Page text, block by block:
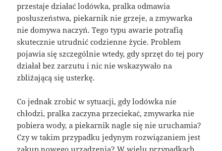
przestaje działać lodówka, pralka odmawia
posłuszeństwa, piekarnik nie grzeje, a zmywarka
nie domywa naczyń. Tego typu awarie potrafią
skutecznie utrudnić codzienne życie. Problem
pojawia się szczególnie wtedy, gdy sprzęt do tej pory
działał bez zarzutu i nic nie wskazywało na
zbliżającą się usterkę.
Co jednak zrobić w sytuacji, gdy lodówka nie
chłodzi, pralka zaczyna przeciekać, zmywarka nie
pobiera wody, a piekarnik nagle się nie uruchamia?
Czy w takim przypadku jedynym rozwiązaniem jest
zakup nowego urządzenia? W wielu przypadkach